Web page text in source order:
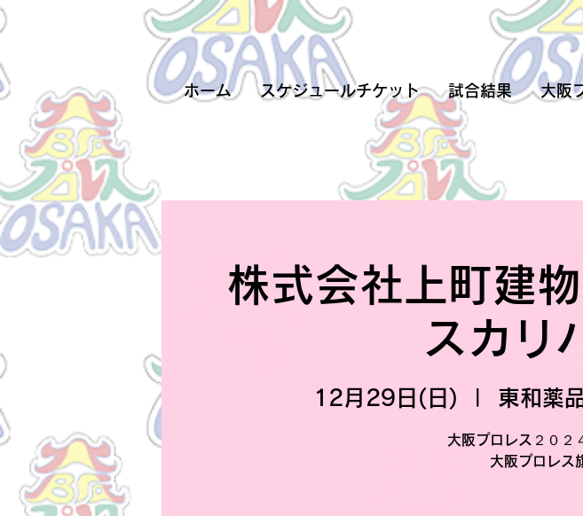
ホーム スケジュールチケット 試合結果 大阪
株式会社上町建
スカリ
12月29日(日) 東和薬
大阪プロレス２０２
大阪プロレス